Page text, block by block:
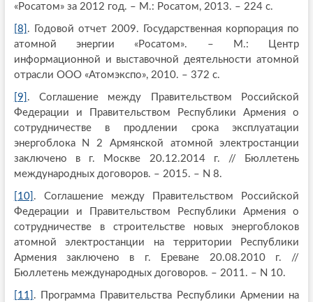
«Росатом» за 2012 год. – М.: Росатом, 2013. – 224 с.
[8] . Годовой отчет 2009. Государственная корпорация по
атомной энергии «Росатом». – М.: Центр
информационной и выставочной деятельности атомной
отрасли ООО «Атомэкспо», 2010. – 372 с.
[9] . Соглашение между Правительством Российской
Федерации и Правительством Республики Армения о
сотрудничестве в продлении срока эксплуатации
энергоблока N 2 Армянской атомной электростанции
заключено в г. Москве 20.12.2014 г. // Бюллетень
международных договоров. – 2015. – N 8.
[10] . Соглашение между Правительством Российской
Федерации и Правительством Республики Армения о
сотрудничестве в строительстве новых энергоблоков
атомной электростанции на территории Республики
Армения заключено в г. Ереване 20.08.2010 г. //
Бюллетень международных договоров. – 2011. – N 10.
[11] . Программа Правительства Республики Армении на